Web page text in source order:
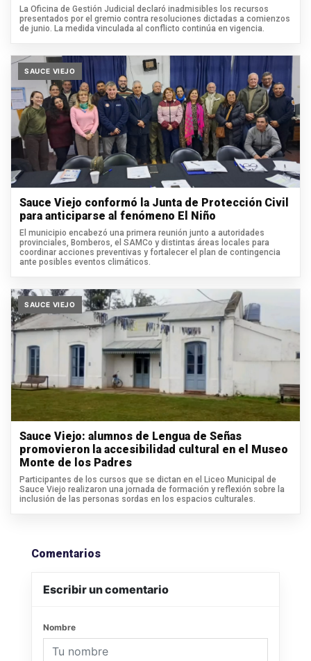
La Oficina de Gestión Judicial declaró inadmisibles los recursos
presentados por el gremio contra resoluciones dictadas a comienzos
de junio. La medida vinculada al conflicto continúa en vigencia.
SAUCE VIEJO
Sauce Viejo conformó la Junta de Protección Civil
para anticiparse al fenómeno El Niño
El municipio encabezó una primera reunión junto a autoridades
provinciales, Bomberos, el SAMCo y distintas áreas locales para
coordinar acciones preventivas y fortalecer el plan de contingencia
ante posibles eventos climáticos.
SAUCE VIEJO
Sauce Viejo: alumnos de Lengua de Señas
promovieron la accesibilidad cultural en el Museo
Monte de los Padres
Participantes de los cursos que se dictan en el Liceo Municipal de
Sauce Viejo realizaron una jornada de formación y reflexión sobre la
inclusión de las personas sordas en los espacios culturales.
Comentarios
Escribir un comentario
Nombre